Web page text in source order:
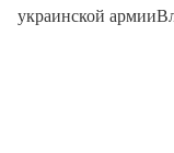
украинской